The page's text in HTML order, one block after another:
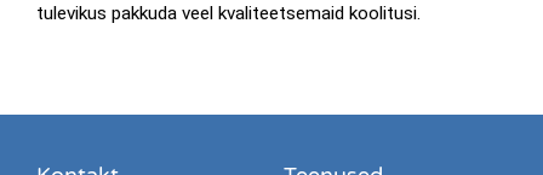
tulevikus pakkuda veel kvaliteetsemaid koolitusi.